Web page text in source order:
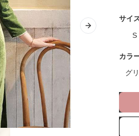
Next slide
サイ
S
カラ
グ